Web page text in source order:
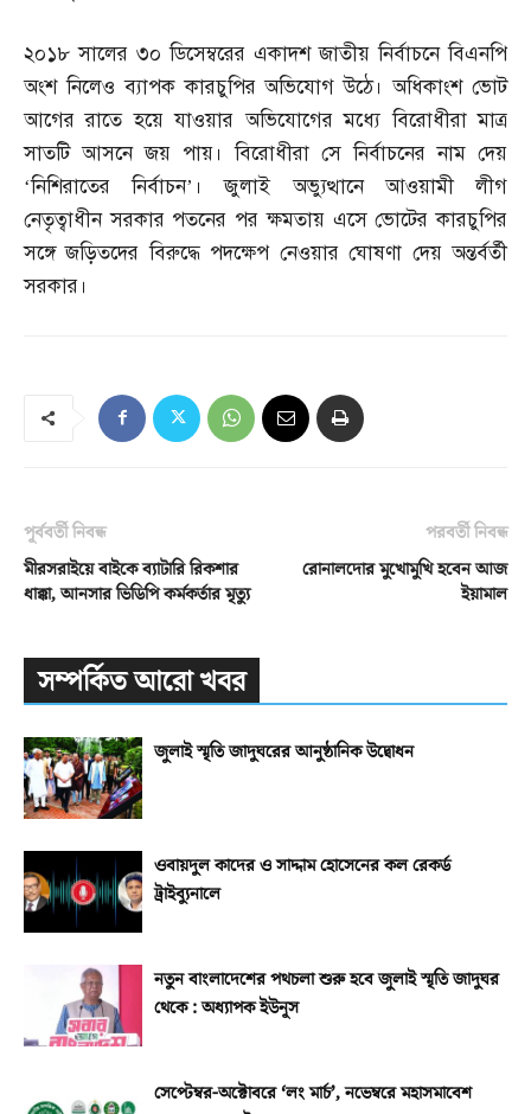
২০১৮ সালের ৩০ ডিসেম্বরের একাদশ জাতীয় নির্বাচনে বিএনপি
অংশ নিলেও ব্যাপক কারচুপির অভিযোগ উঠে। অধিকাংশ ভোট
আগের রাতে হয়ে যাওয়ার অভিযোগের মধ্যে বিরোধীরা মাত্র
সাতটি আসনে জয় পায়। বিরোধীরা সে নির্বাচনের নাম দেয়
‘নিশিরাতের নির্বাচন’। জুলাই অভ্যুত্থানে আওয়ামী লীগ
নেতৃত্বাধীন সরকার পতনের পর ক্ষমতায় এসে ভোটের কারচুপির
সঙ্গে জড়িতদের বিরুদ্ধে পদক্ষেপ নেওয়ার ঘোষণা দেয় অন্তর্বর্তী
সরকার।
পূর্ববর্তী নিবন্ধ
মীরসরাইয়ে বাইকে ব্যাটারি রিকশার
ধাক্কা, আনসার ভিডিপি কর্মকর্তার মৃত্যু
পরবর্তী নিবন্ধ
রোনালদোর মুখোমুখি হবেন আজ
ইয়ামাল
সম্পর্কিত আরো খবর
জুলাই স্মৃতি জাদুঘরের আনুষ্ঠানিক উদ্বোধন
ওবায়দুল কাদের ও সাদ্দাম হোসেনের কল রেকর্ড
ট্রাইব্যুনালে
নতুন বাংলাদেশের পথচলা শুরু হবে জুলাই স্মৃতি জাদুঘর
থেকে : অধ্যাপক ইউনূস
সেপ্টেম্বর-অক্টোবরে ‘লং মার্চ’, নভেম্বরে মহাসমাবেশ